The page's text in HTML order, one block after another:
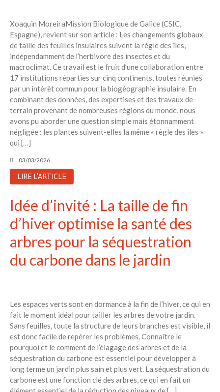
Xoaquin MoreiraMission Biologique de Galice (CSIC,
Espagne), revient sur son article : Les changements globaux
de taille des feuilles insulaires suivent la règle des îles,
indépendamment de l’herbivore des insectes et du
macroclimat. Ce travail est le fruit d’une collaboration entre
17 institutions réparties sur cinq continents, toutes réunies
par un intérêt commun pour la biogéographie insulaire. En
combinant des données, des expertises et des travaux de
terrain provenant de nombreuses régions du monde, nous
avons pu aborder une question simple mais étonnamment
négligée : les plantes suivent-elles la même « règle des îles »
qui […]
03/03/2026
LIRE L'ARTICLE
Idée d’invité : La taille de fin
d’hiver optimise la santé des
arbres pour la séquestration
du carbone dans le jardin
Les espaces verts sont en dormance à la fin de l’hiver, ce qui en
fait le moment idéal pour tailler les arbres de votre jardin.
Sans feuilles, toute la structure de leurs branches est visible, il
est donc facile de repérer les problèmes. Connaître le
pourquoi et le comment de l’élagage des arbres et de la
séquestration du carbone est essentiel pour développer à
long terme un jardin plus sain et plus vert. La séquestration du
carbone est une fonction clé des arbres, ce qui en fait un